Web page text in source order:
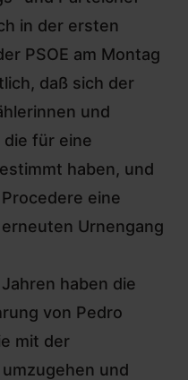
in der ersten
PSOE am Montag
daß sich der
und
für eine
haben, und
eine
Urnengang
haben die
von Pedro
mit der
und